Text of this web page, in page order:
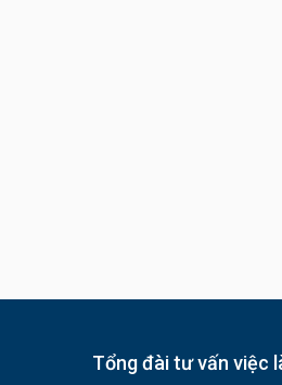
Tổng đài tư vấn việc